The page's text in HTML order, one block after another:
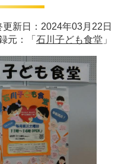
新日：2024年03月22日
元：「 石川子ども食堂 」